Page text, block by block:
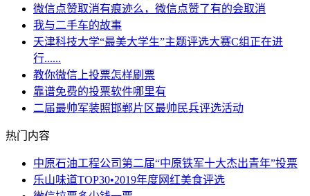
微信点赞取消有痕迹么，微信点赞了有的会取消
我与二手车的故事
天津科技大学“最美大学生”主题评选大赛C组正在进
行......
教你微信上投票怎样刷票
靠谱免费的投票软件哪里有
二届最帅军装照邯郸片区最帅民兵评选活动
热门内容
中原石油工程公司第二届“中原铁军十大杰出青年”投票
乐山味道TOP30•2019年度网红美食评选